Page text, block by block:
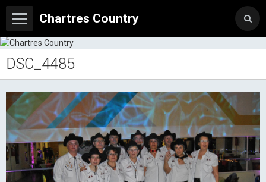
Chartres Country
DSC_4485